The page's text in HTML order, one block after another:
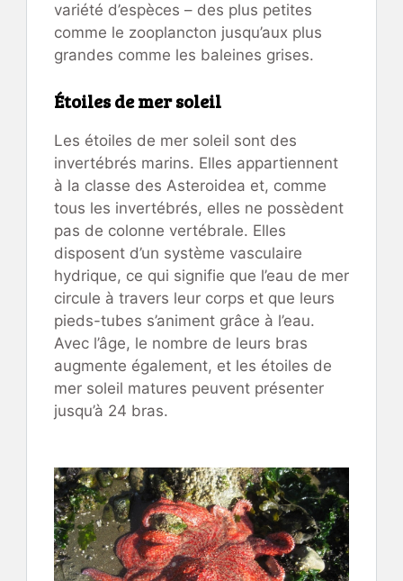
variété d’espèces – des plus petites
comme le zooplancton jusqu’aux plus
grandes comme les baleines grises.
Étoiles de mer soleil
Les étoiles de mer soleil sont des
invertébrés marins. Elles appartiennent
à la classe des Asteroidea et, comme
tous les invertébrés, elles ne possèdent
pas de colonne vertébrale. Elles
disposent d’un système vasculaire
hydrique, ce qui signifie que l’eau de mer
circule à travers leur corps et que leurs
pieds-tubes s’animent grâce à l’eau.
Avec l’âge, le nombre de leurs bras
augmente également, et les étoiles de
mer soleil matures peuvent présenter
jusqu’à 24 bras.